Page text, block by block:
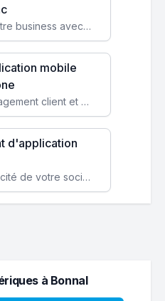
Faites évoluer votre business avec des solutions logicielles personnalisées, parfaitement adaptées à vos besoins spécifiques.
mobile
Augmentez l’engagement client et simplifiez vos processus avec une application mobile sur mesure, disponible sur iOS et Android.
d'application
Améliorez l'efficacité de votre société avec une application web personnalisée accessible partout et tout le temps.
à Bonnal